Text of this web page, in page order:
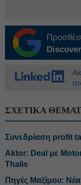
ΣΧΕΤΙΚΑ
Συνεδρίαση profit
Aktor: Deal με
Thalis
Πηγές Μαξίμου: